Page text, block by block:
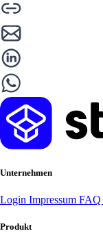
Unternehmen
Login Impressum FAQ
Produkt